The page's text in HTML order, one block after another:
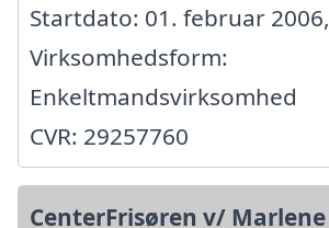
Startdato: 01. februar 2006,
Virksomhedsform:
Enkeltmandsvirksomhed
CVR: 29257760
CenterFrisøren v/ Marlene